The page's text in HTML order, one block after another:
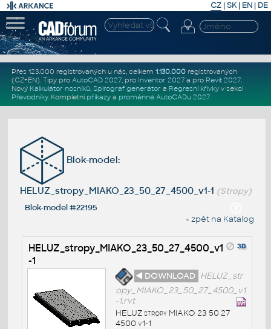
CZ | SK| EN | DE
Přes 123.000 registrovaných u nás, celkem 1.130.000registrovaných
(CZ+EN). Tipy pro AutoCAD 2027, pro Inventor 2027a pro Revit 2027.
Nový Kalkulátor nosníků, Spirograf generátor a Regresní křivkyv sekci
Převodníky. Kompletní příkazya proměnné AutoCADu 2027.
Blok-model:
HELUZ_stropy_MIAKO_23_50_27_4500_v1-1 (Stropy)
Blok-model #22195
« zpět na Katalog
HELUZ_stropy_MIAKO_23_50_27_4500_v1
-1
◄ DOWNLOAD HELUZ_str
opy_MIAKO_23_50_27_4500_v1
-1.rvt
HELUZ stropy MIAKO 23 50 27
4500 v1-1